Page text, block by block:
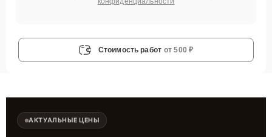
Стоимость работ от 500 ₽
АКТУАЛЬНЫЕ ЦЕНЫ